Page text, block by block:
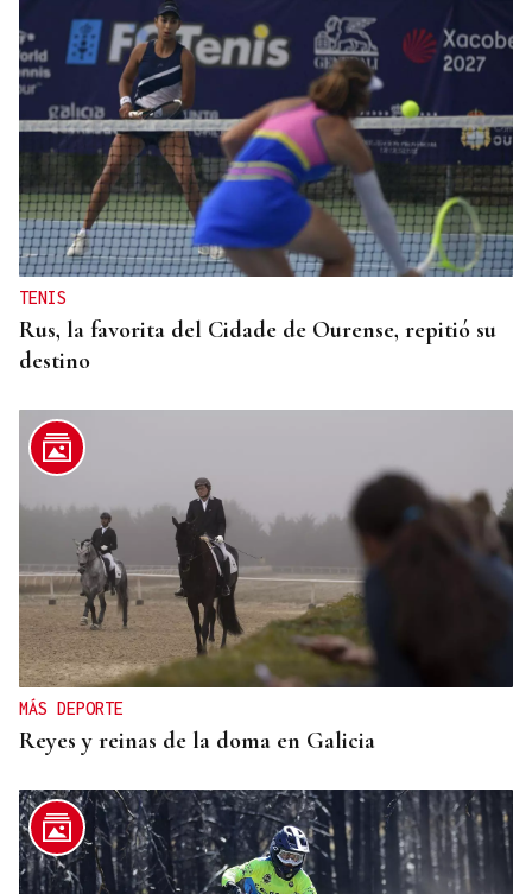
TENIS
Rus, la favorita del Cidade de Ourense, repitió su
destino
MÁS DEPORTE
Reyes y reinas de la doma en Galicia